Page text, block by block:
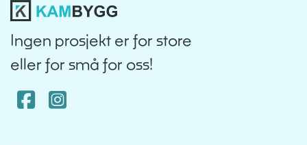
Ingen prosjekt er for store
eller for små for oss!
Facebook
Instagram